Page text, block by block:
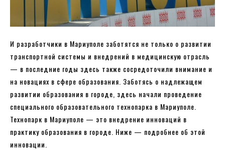
И разработчики в Мариуполе заботятся не только о развитии
транспортной системы и внедрений в медицинскую отрасль
— в последние годы здесь также сосредоточили внимание и
на новациях в сфере образования. Заботясь о надлежащем
развитии образования в городе, здесь начали проведение
специального образовательного технопарка в Мариуполе.
Технопарк в Мариуполе — это внедрение инноваций в
практику образования в городе. Ниже — подробнее об этой
инновации.